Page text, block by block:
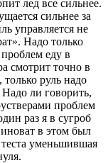
лед все сильнее.
сильнее за
управляется не
Надо только
еду в
смотрит точно в
руль надо
ли говорить,
проблем
раз я в сугроб
в этом был
уменьшившая